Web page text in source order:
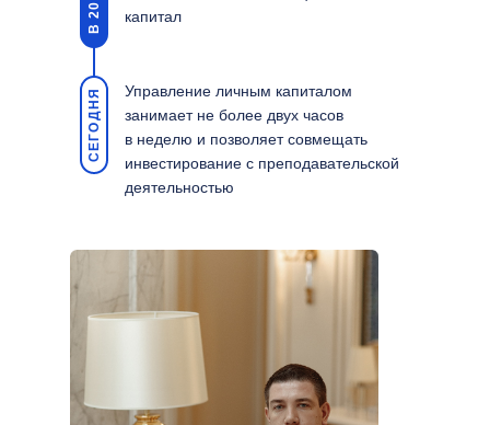
капитал
Управление личным капиталом
занимает не более двух часов
в неделю и позволяет совмещать
инвестирование с преподавательской
деятельностью
СЕГОДНЯ